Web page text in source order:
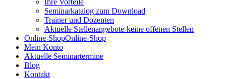
Ihre Vorteile
Seminarkatalog zum Download
Trainer und Dozenten
Aktuelle Stellenangebote-keine offenen Stellen
Online-ShopOnline-Shop
Mein Konto
Aktuelle Seminartermine
Blog
Kontakt